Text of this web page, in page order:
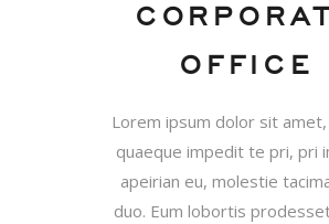
OFFICE
Lorem ipsum dolor sit amet,
quaeque impedit te pri, pri
apeirian eu, molestie
duo. Eum lobortis